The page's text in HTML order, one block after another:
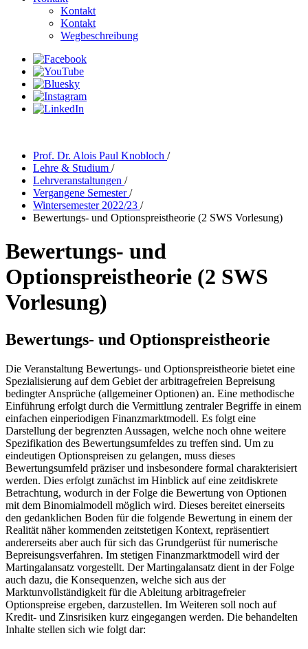
Kontakt
Kontakt
Wegbeschreibung
Prof. Dr. Alois Paul Knobloch /
Lehre & Studium /
Lehrveranstaltungen /
Vergangene Semester/
Wintersemester 2022/23 /
Bewertungs- und Optionspreistheorie (2 SWS Vorlesung)
Bewertungs- und
Optionspreistheorie (2 SWS
Vorlesung)
Bewertungs- und Optionspreistheorie
Die Veranstaltung Bewertungs- und Optionspreistheorie bietet eine
Spezialisierung auf dem Gebiet der arbitragefreien Bepreisung
bedingter Ansprüche (allgemeiner Optionen) an. Eine methodische
Einführung erfolgt durch die Vermittlung zentraler Begriffe in einem
einfachen einperiodigen Finanzmarktmodell. Es folgt eine
Darstellung der begrenzten Aussagen, welche noch ohne weitere
Spezifikation des Bewertungsumfeldes zu treffen sind. Um zu
eindeutigen Optionspreisen zu gelangen, muss dieses
Bewertungsumfeld präziser und insbesondere formal charakterisiert
werden. Dies erfolgt zunächst im Hinblick auf eine zeitdiskrete
Betrachtung, wodurch in der Folge die Bewertung von Optionen
mit dem Binomialmodell möglich wird. Dieses bereitet einerseits
den gedanklichen Boden für die folgende Bewertung in einem der
Realität näher kommenden zeitstetigen Kontext, repräsentiert
andererseits aber auch für sich das Grundgerüst für numerische
Bepreisungsverfahren. Im stetigen Finanzmarktmodell wird der
Martingalansatz vorgestellt. Der Martingalansatz dient in der Folge
auch dazu, die Konsequenzen, welche sich aus der
Marktunvollständigkeit für die Ableitung arbitragefreier
Optionspreise ergeben, darzustellen. Im Weiteren soll noch auf
Kredit- und Zinsrisiken kurz eingegangen werden. Die behandelten
Inhalte stellen sich wie folgt dar: